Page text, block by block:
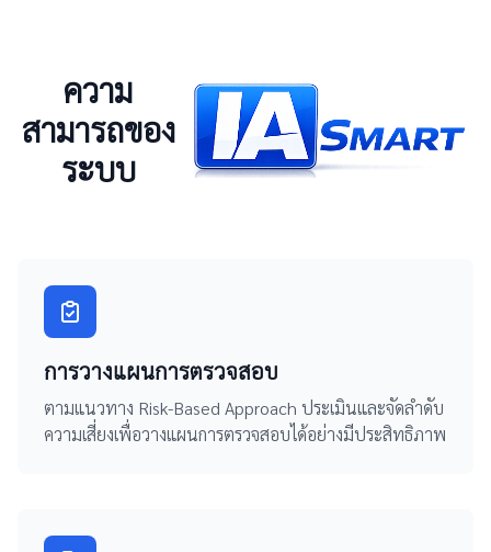
ความ
สามารถของ
ระบบ
การวางแผนการตรวจสอบ
ตามแนวทาง Risk-Based Approach ประเมินและจัดลำดับ
ความเสี่ยงเพื่อวางแผนการตรวจสอบได้อย่างมีประสิทธิภาพ